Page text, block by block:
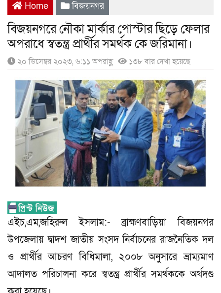
Home বিজয়নগর
বিজয়নগরে নৌকা মার্কার পোস্টার ছিড়ে ফেলার
অপরাধে স্বতন্ত্র প্রার্থীর সমর্থক কে জরিমানা।
২০ ডিসেম্বর ২০২৩, ৬:১১ অপরাহ্ণ ১৩৮ বার দেখা হয়েছে
এইচ,এম,জহিরুল ইসলাম:- ব্রাহ্মণবাড়িয়া বিজয়নগর
উপজেলায় দ্বাদশ জাতীয় সংসদ নির্বাচনের রাজনৈতিক দল
ও প্রার্থীর আচরণ বিধিমালা, ২০০৮ অনুসারে ভ্রাম্যমাণ
আদালত পরিচালনা করে স্বতন্ত্র প্রার্থীর সমর্থককে অর্থদণ্ড